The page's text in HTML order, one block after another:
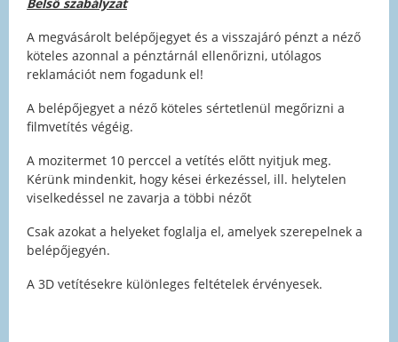
A megvásárolt belépőjegyet és a visszajáró pénzt a néző
köteles azonnal a pénztárnál ellenőrizni, utólagos
reklamációt nem fogadunk el!
A belépőjegyet a néző köteles sértetlenül megőrizni a
filmvetítés végéig.
A mozitermet 10 perccel a vetítés előtt nyitjuk meg.
Kérünk mindenkit, hogy kései érkezéssel, ill. helytelen
viselkedéssel ne zavarja a többi nézőt
Csak azokat a helyeket foglalja el, amelyek szerepelnek a
belépőjegyén.
A 3D vetítésekre különleges feltételek érvényesek.